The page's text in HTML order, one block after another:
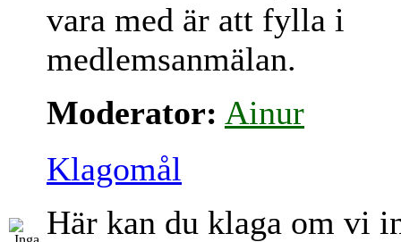
vara med är att fylla i
medlemsanmälan.
Moderator: Ainur
Klagomål
Här kan du klaga om vi